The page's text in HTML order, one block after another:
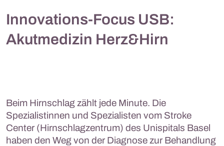
Innovations-Focus USB:
Akutmedizin Herz&Hirn
Beim Hirnschlag zählt jede Minute. Die
Spezialistinnen und Spezialisten vom Stroke
Center (Hirnschlagzentrum) des Unispitals Basel
haben den Weg von der Diagnose zur Behandlung